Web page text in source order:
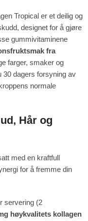
Tropical er et deilig og
designet for å gjøre
gummivitaminene
fra
farger, smaker og
30 dagers forsyning av
normale
Hår og
med en kraftfull
for å fremme din
servering (2
høykvalitets kollagen